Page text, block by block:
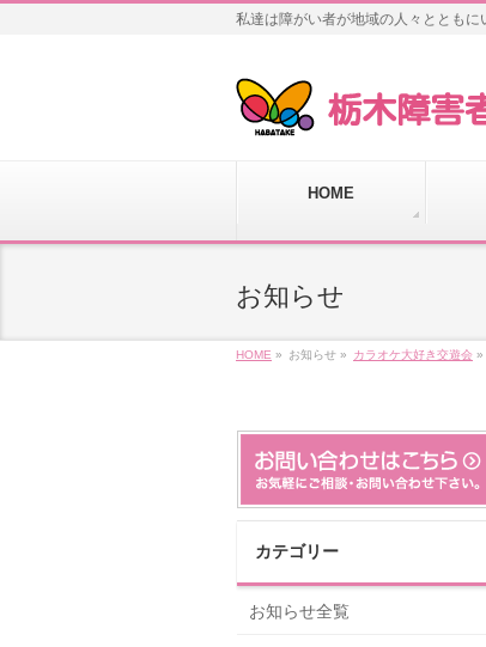
私達は障がい者が地域の人々ととも
HOME
お知らせ
HOME » お知らせ » カラオケ大好き交遊会 »
カテゴリー
お知らせ全覧